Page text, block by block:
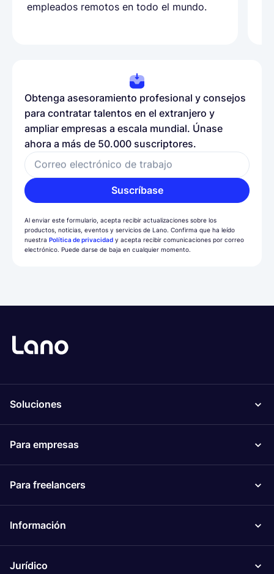
empleados remotos en todo el mundo.
Obtenga asesoramiento profesional y consejos
para contratar talentos en el extranjero y
ampliar empresas a escala mundial. Únase
ahora a más de 50.000 suscriptores.
Correo electrónico de trabajo
Suscríbase
Al enviar este formulario, acepta recibir actualizaciones sobre los
productos, noticias, eventos y servicios de Lano. Confirma que ha leído
nuestra Política de privacidad y acepta recibir comunicaciones por correo
electrónico. Puede darse de baja en cualquier momento.
Soluciones
Para empresas
Para freelancers
Información
Jurídico